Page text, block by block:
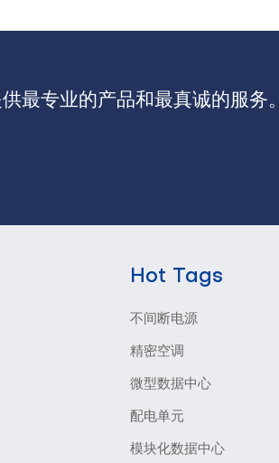
最专业的产品和最真诚的服务。
Hot Tags
不间断电源
精密空调
微型数据中心
配电单元
模块化数据中心